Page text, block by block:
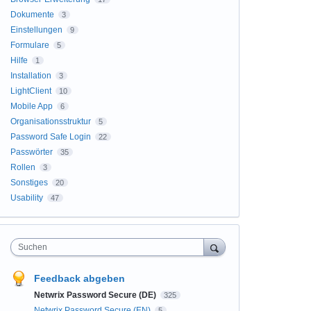
Dokumente 3
Einstellungen 9
Formulare 5
Hilfe 1
Installation 3
LightClient 10
Mobile App 6
Organisationsstruktur 5
Password Safe Login 22
Passwörter 35
Rollen 3
Sonstiges 20
Usability 47
Suchen
Feedback abgeben
Netwrix Password Secure (DE) 325